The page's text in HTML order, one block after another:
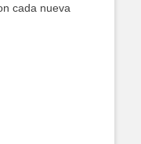
cada nueva